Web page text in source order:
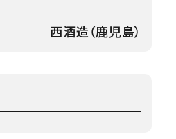
西酒造（鹿児島）